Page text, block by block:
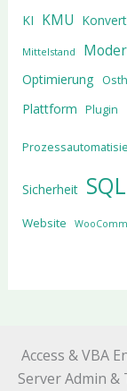
KI KMU
Mittelstand
Optimierung
Plattform Plugin
Sicherheit SQL
Website
Access & VBA
Server Admin